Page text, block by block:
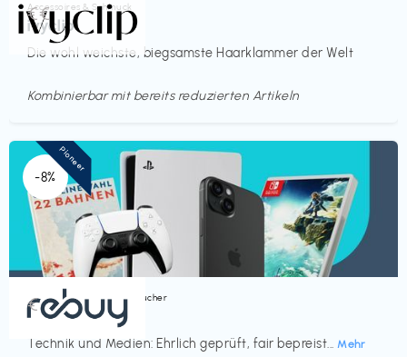
Accessoires & Schmuck
ivyclip
Die wohl weichste, biegsamste Haarklammer der Welt
€€‎
Kombinierbar mit bereits reduzierten Artikeln
-8%
Bücher, Magazine & Hörbücher
rebuy
Technik und Medien: Ehrlich geprüft, fair bepreist... Mehr
€‎
Pioneer